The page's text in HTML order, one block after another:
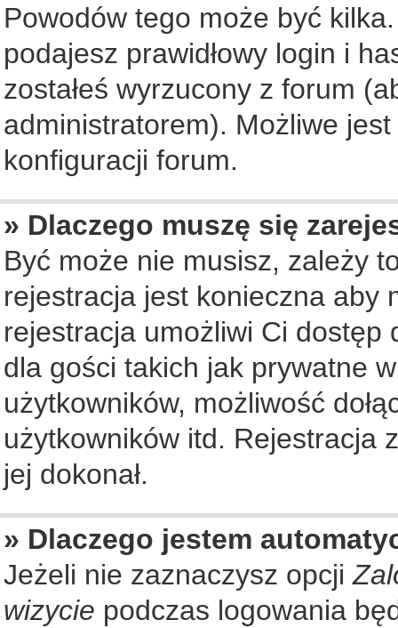
Powodów tego może być
podajesz prawidłowy login i
zostałeś wyrzucony z forum
administratorem). Możliwe
konfiguracji forum.
» Dlaczego muszę się
Być może nie musisz, zależy
rejestracja jest konieczna aby
rejestracja umożliwi Ci
dla gości takich jak prywatne
użytkowników, możliwość
użytkowników itd. Rejestracja
jej dokonał.
» Dlaczego jestem
Jeżeli nie zaznaczysz opcji
wizycie podczas logowania